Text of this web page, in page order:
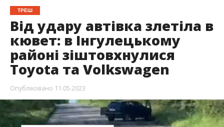
ТРЕШ
Від удару автівка злетіла в
кювет: в Інгулецькому
районі зіштовхнулися
Toyota та Volkswagen
Опубліковано 11.05.2023